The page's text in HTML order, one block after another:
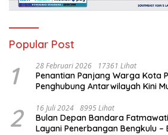
Popular Post
1 28 Februari 2026 17361 Lihat
Penantian Panjang Warga Kota
Penghubung Antarwilayah Kini
2 16 Juli 2024 8995 Lihat
Bulan Depan Bandara
Layani Penerbangan Bengkulu –